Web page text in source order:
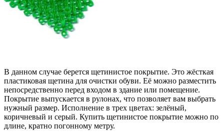
В данном случае берется щетинистое покрытие. Это жёсткая
пластиковая щетина для очистки обуви. Её можно разместить
непосредственно перед входом в здание или помещение.
Покрытие выпускается в рулонах, что позволяет вам выбрать
нужный размер. Исполнение в трех цветах: зелёный,
коричневый и серый. Купить щетинистое покрытие можно по
длине, кратно погонному метру.